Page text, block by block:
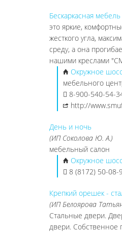
Бескаркасная
это яркие,
жесткого угла,
среду, а она
нашими креслами
Окружное
мебельного
8-900-540-54-
http://
День и ночь
(ИП Соколова Ю. А.)
мебельный салон
Окружное
8 (8172) 50-08-
Крепкий орешек -
(ИП Белоярова
Стальные двери.
двери. Собственное